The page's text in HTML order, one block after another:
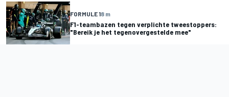
FORMULE 18 m
F1-teambazen tegen verplichte tweestoppers:
"Bereik je het tegenovergestelde mee"